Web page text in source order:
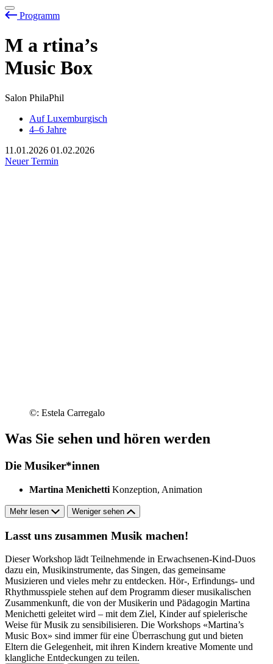
Programm
M a rtina’s
Music Box
Salon PhilaPhil
Auf Luxemburgisch
4–6 Jahre
11.01.2026 01.02.2026
Neuer Termin
©: Estela Carregalo
Was Sie sehen und hören werden
Die Musiker*innen
Martina Menichetti Konzeption, Animation
Mehr lesen Weniger sehen
Lasst uns zusammen Musik machen!
Dieser Workshop lädt Teilnehmende in Erwachsenen-Kind-Duos
dazu ein, Musikinstrumente, das Singen, das gemeinsame
Musizieren und vieles mehr zu entdecken. Hör-, Erfindungs- und
Rhythmusspiele stehen auf dem Programm dieser musikalischen
Zusammenkunft, die von der Musikerin und Pädagogin Martina
Menichetti geleitet wird – mit dem Ziel, Kinder auf spielerische
Weise für Musik zu sensibilisieren. Die Workshops «Martina’s
Music Box» sind immer für eine Überraschung gut und bieten
Eltern die Gelegenheit, mit ihren Kindern kreative Momente und
klangliche Entdeckungen zu teilen.